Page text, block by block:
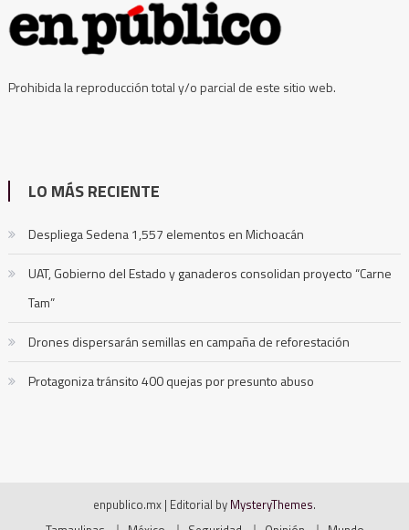
Prohibida la reproducción total y/o parcial de este sitio web.
LO MÁS RECIENTE
Despliega Sedena 1,557 elementos en Michoacán
UAT, Gobierno del Estado y ganaderos consolidan proyecto “Carne
Tam”
Drones dispersarán semillas en campaña de reforestación
Protagoniza tránsito 400 quejas por presunto abuso
enpublico.mx | Editorial by MysteryThemes.